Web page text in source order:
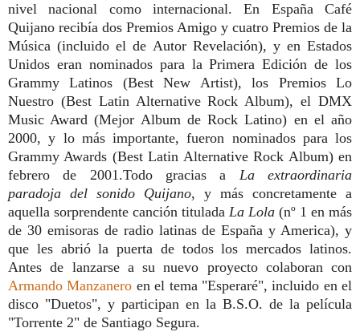
nivel nacional como internacional. En España Café
Quijano recibía dos Premios Amigo y cuatro Premios de la
Música (incluido el de Autor Revelación), y en Estados
Unidos eran nominados para la Primera Edición de los
Grammy Latinos (Best New Artist), los Premios Lo
Nuestro (Best Latin Alternative Rock Album), el DMX
Music Award (Mejor Album de Rock Latino) en el año
2000, y lo más importante, fueron nominados para los
Grammy Awards (Best Latin Alternative Rock Album) en
febrero de 2001.Todo gracias a La extraordinaria
paradoja del sonido Quijano, y más concretamente a
aquella sorprendente canción titulada La Lola (nº 1 en más
de 30 emisoras de radio latinas de España y America), y
que les abrió la puerta de todos los mercados latinos.
Antes de lanzarse a su nuevo proyecto colaboran con
Armando Manzanero en el tema "Esperaré", incluido en el
disco "Duetos", y participan en la B.S.O. de la película
"Torrente 2" de Santiago Segura.